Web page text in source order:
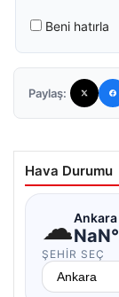
Beni hatırla
Paylaş:
Hava Durumu
☁Ankara
ŞEHIR SEÇ